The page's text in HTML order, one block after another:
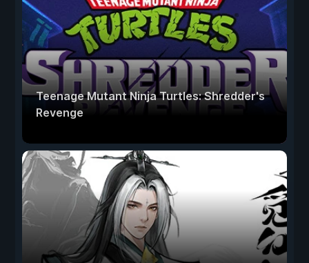
Teenage Mutant Ninja Turtles: Shredder's
Revenge